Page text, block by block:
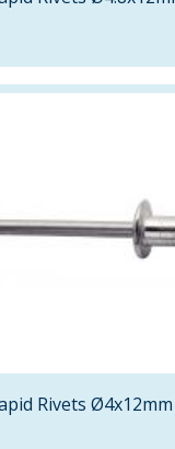
Rivets Ø4x12mm